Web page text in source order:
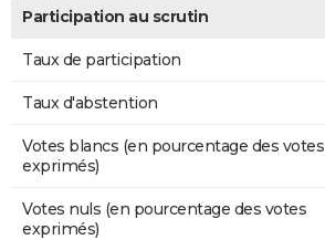
FORUM
Bricolage
Lifestyle
Culture
Sport
Auto
Television
Voyage
Cinema
Participation au scrutin
Taux de participation
Taux d'abstention
Votes blancs (en pourcentage des votes
exprimés)
Votes nuls (en pourcentage des votes
exprimés)